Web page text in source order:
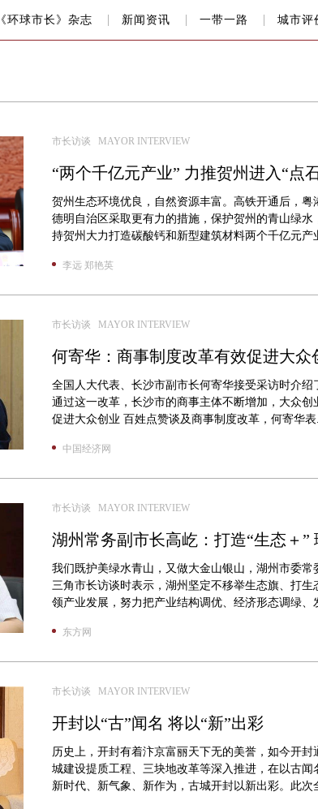
《环球市长》杂志 新闻资讯 一带一路 城市评
市长访谈 MAYOR INTERVIEW
“两个千亿元产业” 力推贺州进入“点
贺州生态环境优良，自然资源丰富。高铁开通后，
德明自治区采取更有力的措施，保护贺州的青山绿
持贺州大力打造碳酸钙和新型建筑材料两个千亿元产
李远 郑艳英
市长访谈 MAYOR INTERVIEW
何寄华：商事制度改革有效促进大众
全国人大代表、长沙市副市长何寄华接受采访时介绍
通过这一改革，长沙市的商事主体不断增加，大众
促进大众创业 百姓点赞谈及商事制度改革，何寄华表
中国经济网
市长访谈 MAYOR INTERVIEW
湖州常务副市长高屹：打造“生态＋”
我们既护美绿水青山，又做大金山银山，湖州市委常
三角市长访谈时表示，湖州坚定不移举生态旗、打生
领产业发展，努力把产业结构调优、经济形态调绿、
东方网
市长访谈 MAYOR INTERVIEW
开封以“古”闻名 将以“新”出彩
历史上，开封有着汴京富丽天下无的美誉，如今开
城建设提质工程、三块地改革等深入推进，在以古闻
新时代、新气象、新作为，古城开封以新出彩。此次